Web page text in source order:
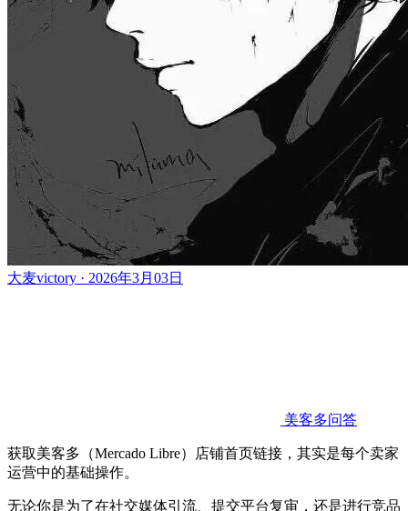
大麦victory · 2026年3月03日
美客多问答
获取美客多（Mercado Libre）店铺首页链接，其实是每个卖家
运营中的基础操作。
无论你是为了在社交媒体引流、提交平台复审，还是进行竞品